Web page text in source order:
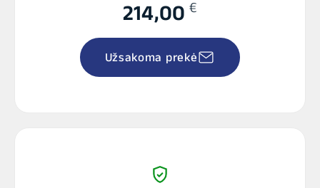
214,00 €
Užsakoma prekė